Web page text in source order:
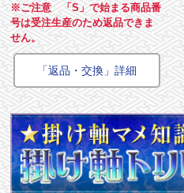
※ご注意 「S」で始まる商品番
号は受注生産のため返品できま
せん。
「返品・交換」詳細